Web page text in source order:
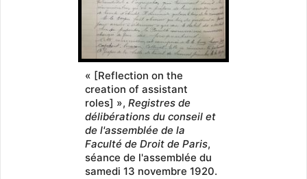
« [Reflection on the
creation of assistant
roles] », Registres de
délibérations du conseil et
de l'assemblée de la
Faculté de Droit de Paris,
séance de l'assemblée du
samedi 13 novembre 1920.